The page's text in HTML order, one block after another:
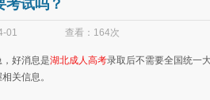
考试吗？
04-01 查看：164次
好消息是湖北成人高考录取后不需要全国统一
关信息。